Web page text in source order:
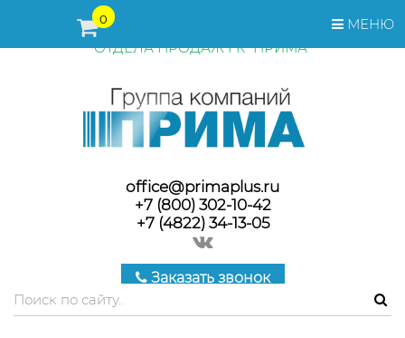
МЕНЮ
0
ПЕРЕД ОФОРМЛЕНИЕМ ЗАКАЗА, СТОИМОСТЬ И СРОКИ
ПОСТАВКИ ТОВАРА УТОЧНЯЙТЕ У МЕНЕДЖЕРОВ
ОТДЕЛА ПРОДАЖ ГК "ПРИМА"
office@primaplus.ru
+7 (800) 302-10-42
+7 (4822) 34-13-05
Заказать звонок